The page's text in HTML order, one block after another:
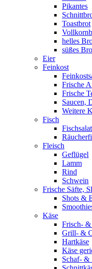
Pikantes
Toastbrot
helles
süßes
Eier
Feinkost
Frische
Frische
Saucen,
Weitere
Fisch
Fleisch
Geflügel
Lamm
Rind
Schwein
Frische Säfte,
Shots &
Käse
Frisch- &
Grill- &
Hartkäse
Käse
Schaf- &